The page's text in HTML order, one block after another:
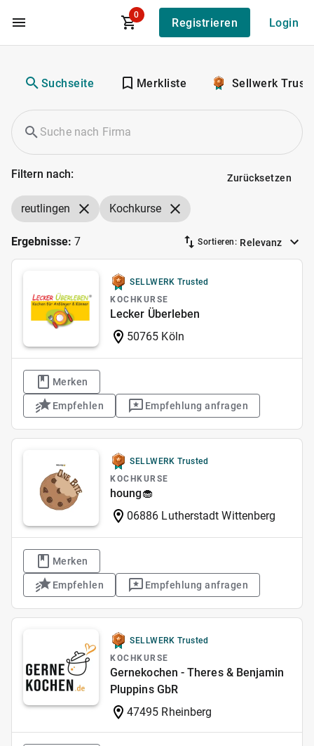
Zum Hauptinhalt
0
Registrieren Login
Suchseite Merkliste Sellwerk
Filtern nach: Zurücksetzen
reutlingen Kochkurse
Ergebnisse: 7 Sortieren: Relevanz
SELLWERK Trusted
KOCHKURSE
Lecker Überleben
50765 Köln
Merken
Empfehlen Empfehlung anfragen
SELLWERK Trusted
KOCHKURSE
houng🧁
06886 Lutherstadt Wittenberg
Merken
Empfehlen Empfehlung anfragen
SELLWERK Trusted
KOCHKURSE
Gernekochen - Theres & Benjamin
Pluppins GbR
47495 Rheinberg